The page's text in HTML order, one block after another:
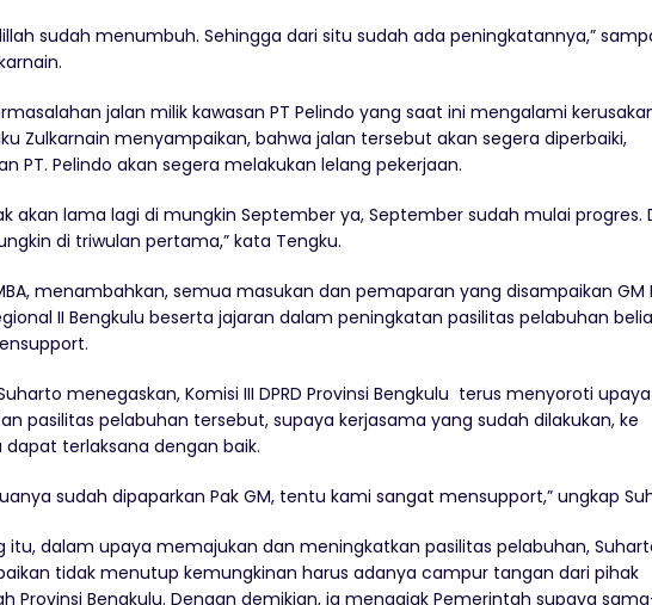
sudah menumbuh. Sehingga dari situ sudah ada peningkatannya,”
jalan milik kawasan PT Pelindo yang saat ini mengalami
Zulkarnain menyampaikan, bahwa jalan tersebut akan segera diperbaiki,
PT. Pelindo akan segera melakukan lelang pekerjaan.
akan lama lagi di mungkin September ya, September sudah mulai progres.
di triwulan pertama,” kata Tengku.
menambahkan, semua masukan dan pemaparan yang disampaikan GM
II Bengkulu beserta jajaran dalam peningkatan pasilitas pelabuhan
menegaskan, Komisi III DPRD Provinsi Bengkulu terus menyoroti upaya
pasilitas pelabuhan tersebut, supaya kerjasama yang sudah dilakukan, ke
dapat terlaksana dengan baik.
sudah dipaparkan Pak GM, tentu kami sangat mensupport,” ungkap
itu, dalam upaya memajukan dan meningkatkan pasilitas pelabuhan,
tidak menutup kemungkinan harus adanya campur tangan dari pihak
Provinsi Bengkulu. Dengan demikian, ia mengajak Pemerintah supaya